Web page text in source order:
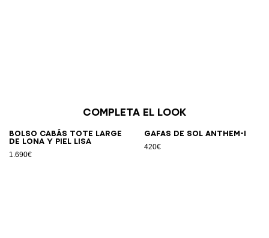
Completa el look
Bolso cabás Tote Large
de lona y piel lisa
1.690€
Gafas de sol Anthem-I
420€